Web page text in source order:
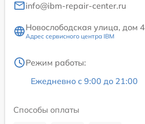
info@ibm-repair-center.ru
Новослободская улица, дом 4
Адрес сервисного центра IBM
Режим работы:
Ежедневно с 9:00 до 21:00
Способы оплаты